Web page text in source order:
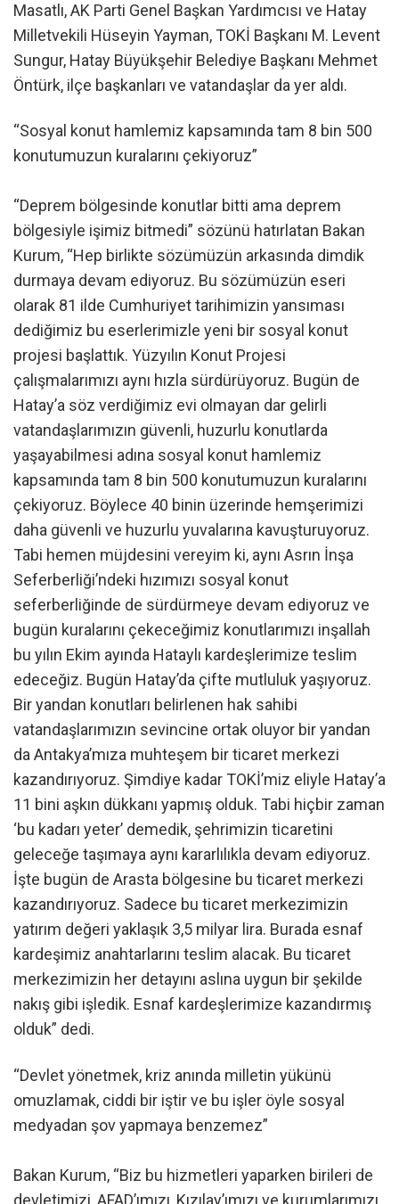
Masatlı, AK Parti Genel Başkan Yardımcısı ve Hatay
Milletvekili Hüseyin Yayman, TOKİ Başkanı M. Levent
Sungur, Hatay Büyükşehir Belediye Başkanı Mehmet
Öntürk, ilçe başkanları ve vatandaşlar da yer aldı.
“Sosyal konut hamlemiz kapsamında tam 8 bin 500
konutumuzun kuralarını çekiyoruz”
“Deprem bölgesinde konutlar bitti ama deprem
bölgesiyle işimiz bitmedi” sözünü hatırlatan Bakan
Kurum, “Hep birlikte sözümüzün arkasında dimdik
durmaya devam ediyoruz. Bu sözümüzün eseri
olarak 81 ilde Cumhuriyet tarihimizin yansıması
dediğimiz bu eserlerimizle yeni bir sosyal konut
projesi başlattık. Yüzyılın Konut Projesi
çalışmalarımızı aynı hızla sürdürüyoruz. Bugün de
Hatay’a söz verdiğimiz evi olmayan dar gelirli
vatandaşlarımızın güvenli, huzurlu konutlarda
yaşayabilmesi adına sosyal konut hamlemiz
kapsamında tam 8 bin 500 konutumuzun kuralarını
çekiyoruz. Böylece 40 binin üzerinde hemşerimizi
daha güvenli ve huzurlu yuvalarına kavuşturuyoruz.
Tabi hemen müjdesini vereyim ki, aynı Asrın İnşa
Seferberliği’ndeki hızımızı sosyal konut
seferberliğinde de sürdürmeye devam ediyoruz ve
bugün kuralarını çekeceğimiz konutlarımızı inşallah
bu yılın Ekim ayında Hataylı kardeşlerimize teslim
edeceğiz. Bugün Hatay’da çifte mutluluk yaşıyoruz.
Bir yandan konutları belirlenen hak sahibi
vatandaşlarımızın sevincine ortak oluyor bir yandan
da Antakya’mıza muhteşem bir ticaret merkezi
kazandırıyoruz. Şimdiye kadar TOKİ’miz eliyle Hatay’a
11 bini aşkın dükkanı yapmış olduk. Tabi hiçbir zaman
‘bu kadarı yeter’ demedik, şehrimizin ticaretini
geleceğe taşımaya aynı kararlılıkla devam ediyoruz.
İşte bugün de Arasta bölgesine bu ticaret merkezi
kazandırıyoruz. Sadece bu ticaret merkezimizin
yatırım değeri yaklaşık 3,5 milyar lira. Burada esnaf
kardeşimiz anahtarlarını teslim alacak. Bu ticaret
merkezimizin her detayını aslına uygun bir şekilde
nakış gibi işledik. Esnaf kardeşlerimize kazandırmış
olduk” dedi.
“Devlet yönetmek, kriz anında milletin yükünü
omuzlamak, ciddi bir iştir ve bu işler öyle sosyal
medyadan şov yapmaya benzemez”
Bakan Kurum, “Biz bu hizmetleri yaparken birileri de
devletimizi, AFAD’ımızı, Kızılay’ımızı ve kurumlarımızı